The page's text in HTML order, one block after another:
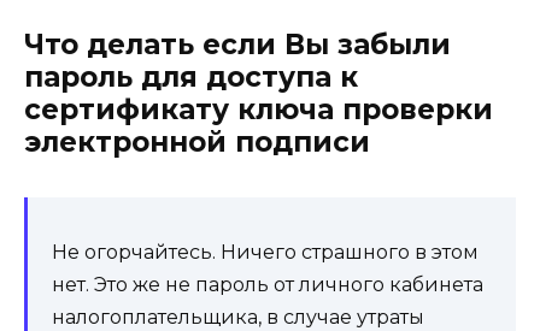
Что делать если Вы забыли
пароль для доступа к
сертификату ключа проверки
электронной подписи
Не огорчайтесь. Ничего страшного в этом
нет. Это же не пароль от личного кабинета
налогоплательщика, в случае утраты